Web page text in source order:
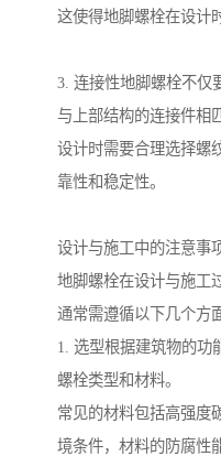
这使得地脚螺栓在设计
3. 连接性地脚螺栓不仅
与上部结构的连接件相
设计时需要合理选择螺
靠性和稳定性。
设计与施工中的注意事
地脚螺栓在设计与施工
通常需遵循以下几个方
1. 选型根据建筑物的功
螺栓类型和材料。
常见的材料包括高强度
境条件，材料的防腐性